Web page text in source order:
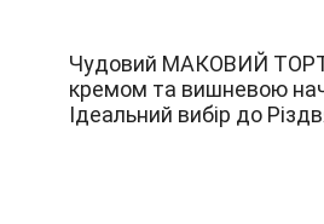
Чудовий МАКОВИЙ ТОРТ
кремом та вишневою
Ідеальний вибір до